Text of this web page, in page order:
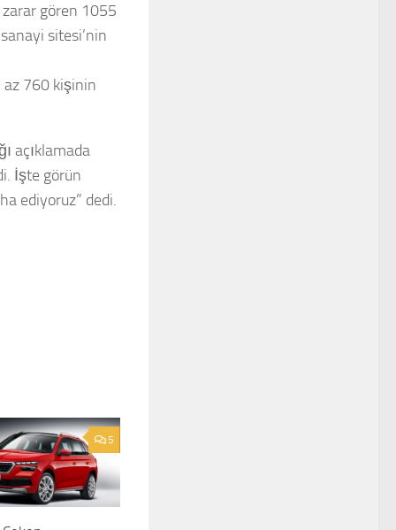
zarar gören 1055
sitesi’nin
az 760 kişinin
açıklamada
İşte görün
ediyoruz” dedi.
5